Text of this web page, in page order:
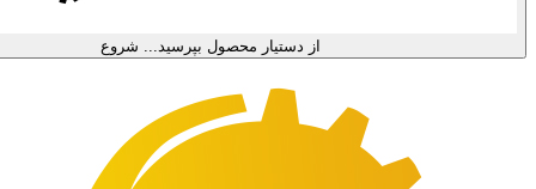
از دستیار محصول بپرسید... شروع